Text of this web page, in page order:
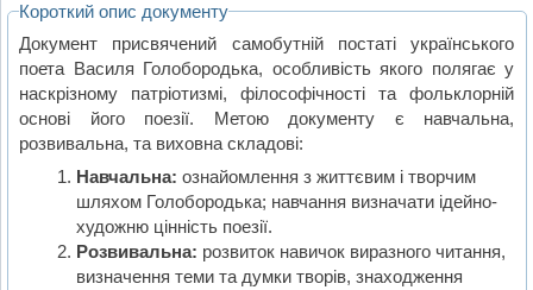
Короткий опис документу
Документ присвячений самобутній постаті українського
поета Василя Голобородька, особливість якого полягає у
наскрізному патріотизмі, філософічності та фольклорній
основі його поезії. Метою документу є навчальна,
розвивальна, та виховна складові:
Навчальна: ознайомлення з життєвим і творчим
шляхом Голобородька; навчання визначати ідейно-
художню цінність поезії.
Розвивальна: розвиток навичок виразного читання,
визначення теми та думки творів, знаходження